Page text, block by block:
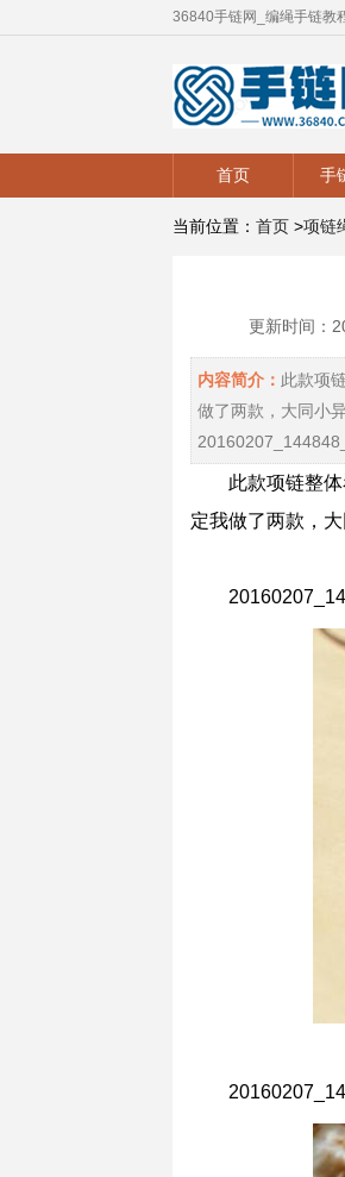
36840手链网_编绳手链教
首页
手
当前位置： 首页 >项链
更新时间：
内容简介： 此款项
做了两款，大同小
此款项链整
定我做了两款，